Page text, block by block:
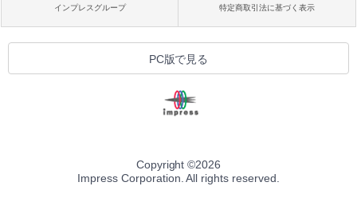
インプレスグループ 特定商取引法に基づく表示
PC版で見る
Copyright ©2026
Impress Corporation. All rights reserved.